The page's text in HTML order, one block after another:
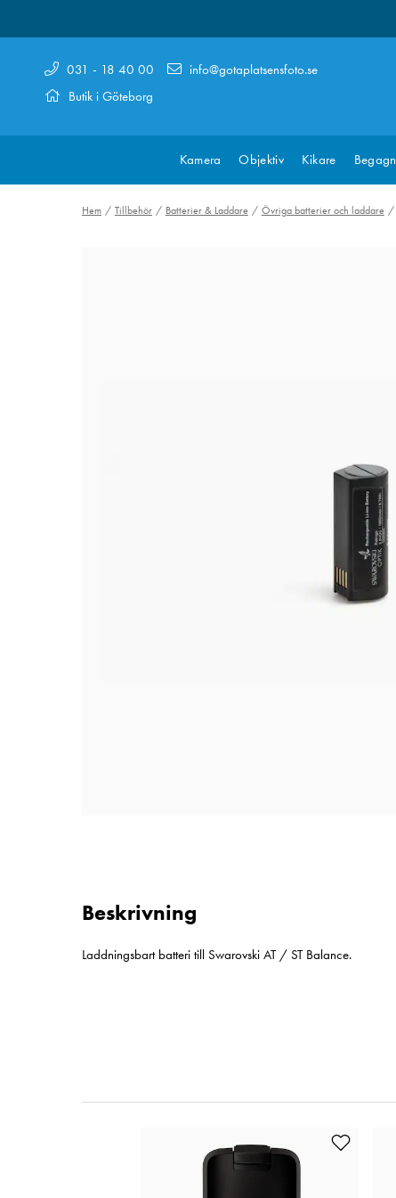
031 - 18 40 00
Butik i Göteborg
info@gotaplatsensfoto.se
Kamera Objektiv Kikare
Hem Tillbehör Batterier & Laddare Övriga batterier och laddare
Beskrivning
Laddningsbart batteri till Swarovski AT / ST Balance.